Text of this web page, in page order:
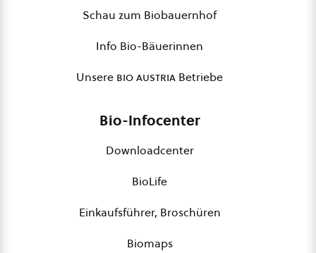
Schau zum Biobauernhof
Info Bio-Bäuerinnen
Unsere bio austria Betriebe
Bio-Infocenter
Downloadcenter
BioLife
Einkaufsführer, Broschüren
Biomaps